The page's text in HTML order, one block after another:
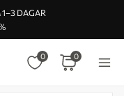
DAGAR
0 0